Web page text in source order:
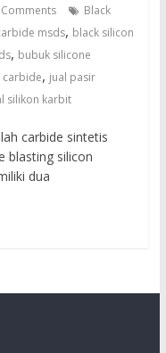
Black
msds, black silicon
, bubuk silicone
carbide, jual pasir
silikon karbit
carbide sintetis
blasting silicon
dua